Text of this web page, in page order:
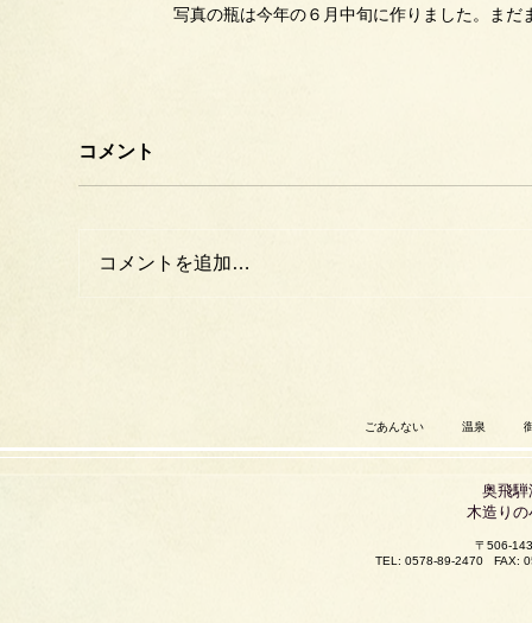
写真の瓶は今年の６月中旬に作りました。まだ
コメント
コメントを追加…
ごあんない 温泉
奥飛
木造り
〒506-
TEL: 0578-89-2470 FAX: